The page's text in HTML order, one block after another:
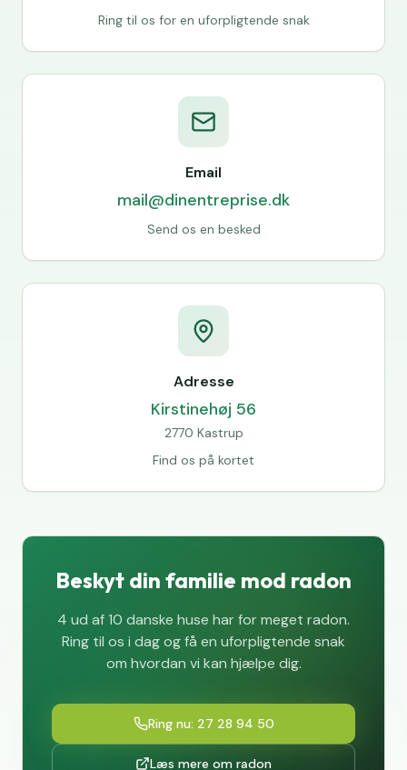
Ring til os for en uforpligtende snak
Email
mail@dinentreprise.dk
Send os en besked
Adresse
Kirstinehøj 56
2770 Kastrup
Find os på kortet
Beskyt din familie mod radon
4 ud af 10 danske huse har for meget radon.
Ring til os i dag og få en uforpligtende snak
om hvordan vi kan hjælpe dig.
Ring nu: 27 28 94 50
Læs mere om radon